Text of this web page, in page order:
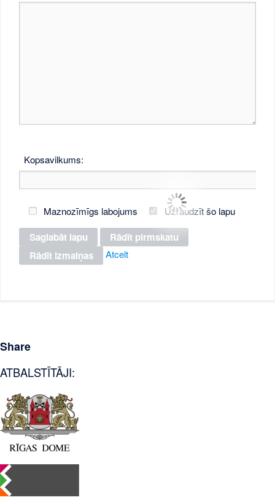
Kopsavilkums:
Maznozīmīgs labojums Uzraudzīt šo lapu
Atcelt
Share
ATBALSTĪTĀJI: